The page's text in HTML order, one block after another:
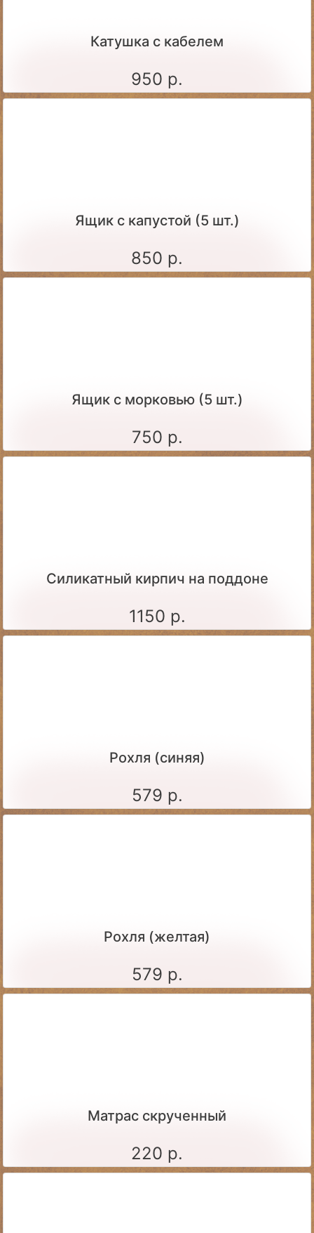
Катушка с кабелем
950 р.
Ящик c капустой (5 шт.)
850 р.
Ящик c морковью (5 шт.)
750 р.
Силикатный кирпич на поддоне
1150 р.
Рохля (синяя)
579 р.
Рохля (желтая)
579 р.
Матрас скрученный
220 р.